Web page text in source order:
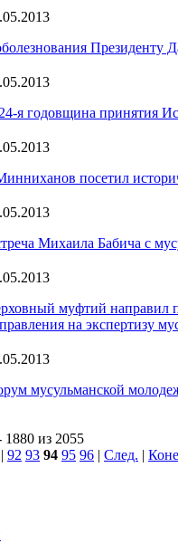
Президенту
я годовщина принятия
посетил
Михаила Бабича с
муфтий направил
на экспертизу
мусульманской
из 2055
| 92 93 94 95 96 | След. |